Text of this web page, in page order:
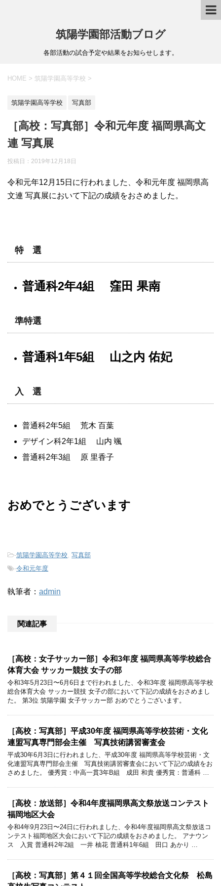
筑陽学園部活動ブログ
各部活動の試合予定や結果をお知らせします。
HOME > 筑陽学園高等学校 >
筑陽学園高等学校 写真部
［高校：写真部］令和元年度 福岡県高文
連 写真展
投稿日： 2019年12月18日
令和元年12月15日に行われました、令和元年度 福岡県高
文連 写真展において下記の成績をおさめました。
特 選
普通科2年4組 窪田 果南
準特選
普通科1年5組 山之内 佑妃
入 選
普通科2年5組 荒木 百葉
デザイン科2年1組 山内 颯
普通科2年3組 原 里香子
おめでとうございます
-筑陽学園高等学校 写真部
-令和元年度
執筆者： admin
関連記事
［高校：女子サッカー部］令和3年度 福岡県高等学校総合
体育大会 サッカー競技 女子の部
令和3年5月23日〜6月6日まで行われました、令和3年度 福岡県高等学校
総合体育大会 サッカー競技 女子の部において下記の成績をおさめまし
た。 第3位 筑陽学園 女子サッカー部 おめでとうございます。
［高校：写真部］平成30年度 福岡県高等学校芸術・文化
連盟写真専門部会主催 写真技術講習審査会
平成30年6月3日に行われました、平成30年度 福岡県高等学校芸術・文
化連盟写真専門部会主催 写真技術講習審査会において下記の成績をお
さめました。 優秀賞：中高一貫3年B組 成田 和貴 優秀賞：普通科 …
［高校：放送部］令和4年度福岡県高文祭放送コンテスト
福岡地区大会
令和4年9月23日〜24日に行われました、令和4年度福岡県高文祭放送コ
ンテスト福岡地区大会において下記の成績をおさめました。 アナウン
ス 入賞 普通科2年2組 一井 柚花 普通科1年6組 田口 あかり …
［高校：写真部］第４１回全国高等学校総合文化祭 松島